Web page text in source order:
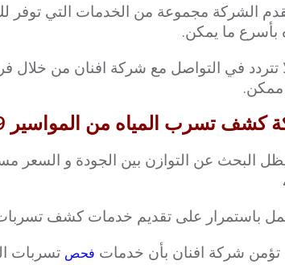
الشركة مجموعة من الخدمات التي توفر
بأسرع ما يمكن.
تتردد في التواصل مع شركة افنان من
تسرب المياه من المواسير 0553445129
البحث عن التوازن بين الجودة و السعر
باستمرار على تقديم خدمات كشف تسربات
شركة افنان بأن خدمات فحص تسربات